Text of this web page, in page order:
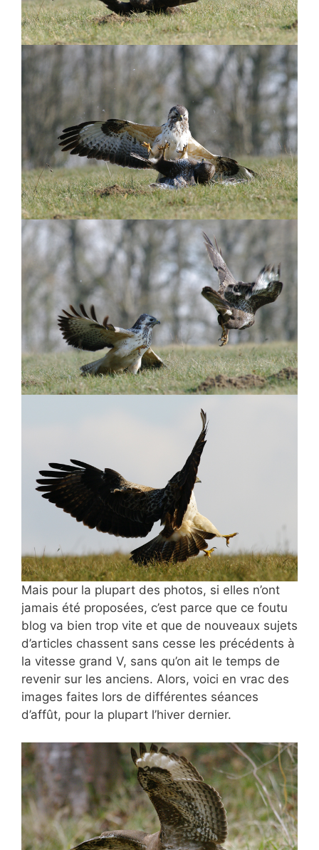
Mais pour la plupart des photos, si elles n’ont
jamais été proposées, c’est parce que ce foutu
blog va bien trop vite et que de nouveaux sujets
d’articles chassent sans cesse les précédents à
la vitesse grand V, sans qu’on ait le temps de
revenir sur les anciens. Alors, voici en vrac des
images faites lors de différentes séances
d’affût, pour la plupart l’hiver dernier.